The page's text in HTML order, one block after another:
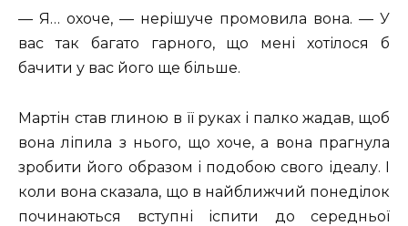
— Я… охоче, — нерішуче промовила вона. — У
вас так багато гарного, що мені хотілося б
бачити у вас його ще більше.
Мартін став глиною в її руках і палко жадав, щоб
вона ліпила з нього, що хоче, а вона прагнула
зробити його образом і подобою свого ідеалу. І
коли вона сказала, що в найближчий понеділок
починаються вступні іспити до середньої